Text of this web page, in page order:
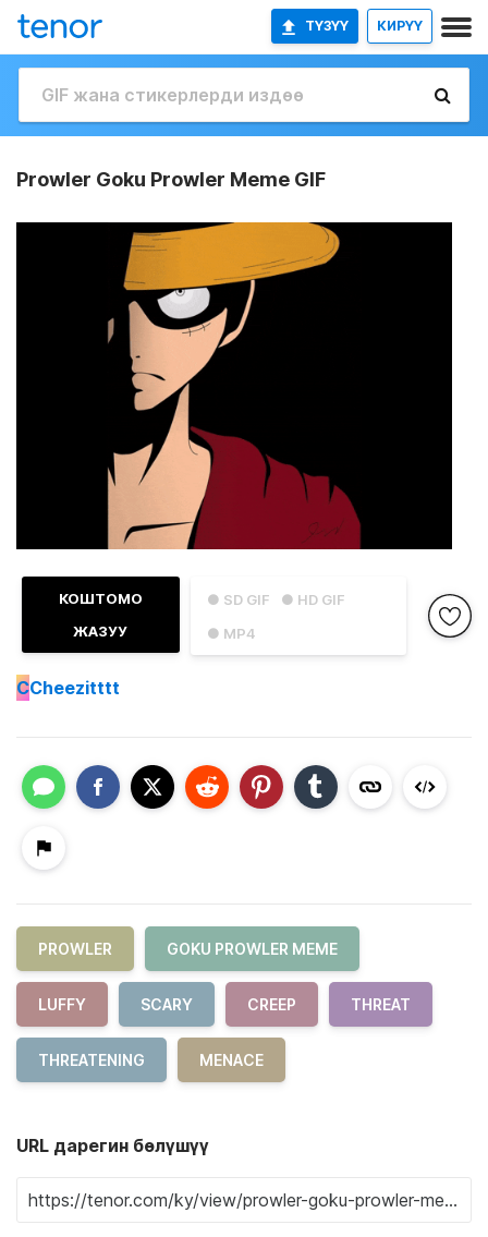
ТҮЗҮҮ КИРҮҮ
Prowler Goku Prowler Meme GIF
● SD GIF
● HD GIF
● MP4
КОШТОМО
ЖАЗУУ
CCheezitttt
PROWLER GOKU PROWLER MEME
LUFFY SCARY CREEP THREAT
THREATENING MENACE
URL дарегин бөлүшүү